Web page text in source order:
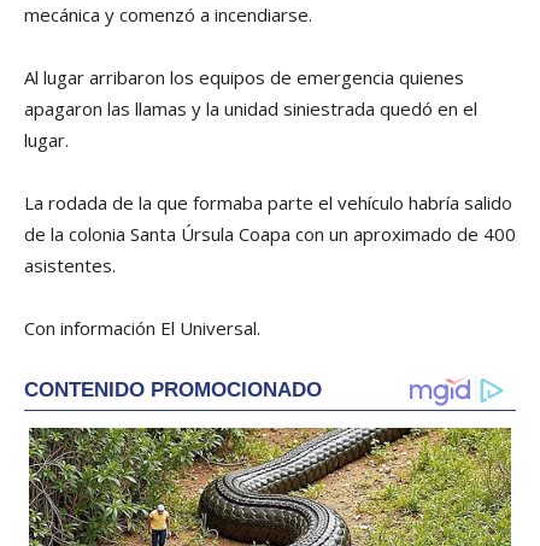
mecánica y comenzó a incendiarse.
Al lugar arribaron los equipos de emergencia quienes
apagaron las llamas y la unidad siniestrada quedó en el
lugar.
La rodada de la que formaba parte el vehículo habría salido
de la colonia Santa Úrsula Coapa con un aproximado de 400
asistentes.
Con información El Universal.